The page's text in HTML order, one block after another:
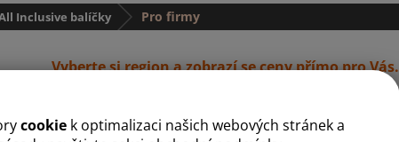
cookie k optimalizaci našich webových stránek a
Inclusive balíčky Pro firmy
Vyberte si region a zobrazí se ceny přímo pro Vás.